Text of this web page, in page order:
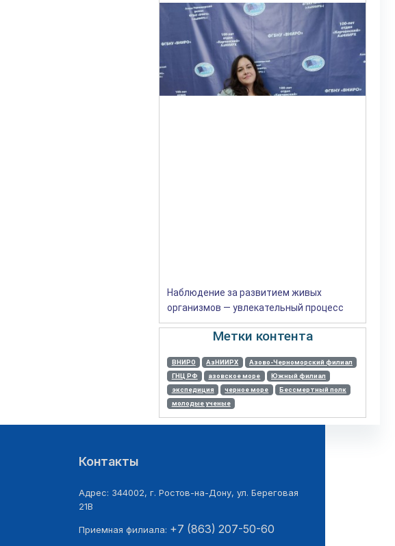
Наблюдение за развитием живых
организмов — увлекательный процесс
Метки контента
ВНИРО АзНИИРХ
Азово-Черноморский филиал
ГНЦ РФ
азовское море
Южный филиал
экспедиция
черное море
Бессмертный полк
молодые ученые
Контакты
Адрес: 344002, г. Ростов-на-Дону, ул. Береговая
21В
Приемная филиала: +7 (863) 207-50-60